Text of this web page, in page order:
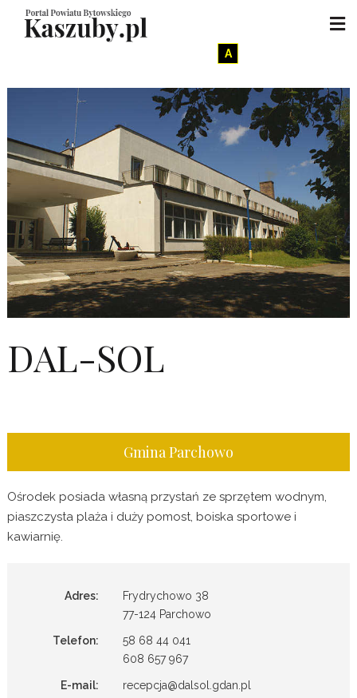
A
DAL-SOL
Gmina Parchowo
Ośrodek posiada własną przystań ze sprzętem wodnym,
piaszczysta plaża i duży pomost, boiska sportowe i
kawiarnię.
Adres:
Frydrychowo 38
77-124 Parchowo
Telefon:
58 68 44 041
608 657 967
E-mail: recepcja@dalsol.gdan.pl